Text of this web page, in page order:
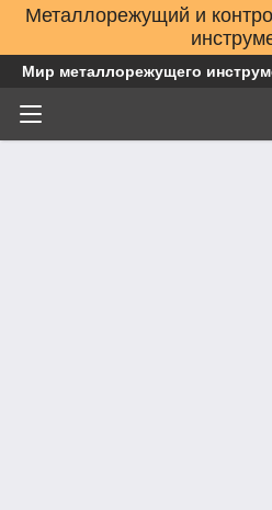
Металлорежущий и
Мир металлорежущего